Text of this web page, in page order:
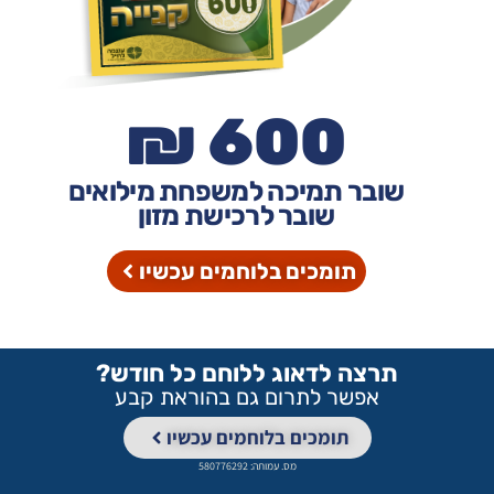
600 ₪
שובר תמיכה למשפחת מילואים
שובר לרכישת מזון
תומכים בלוחמים עכשיו
תרצה לדאוג ללוחם כל חודש?
אפשר לתרום גם בהוראת קבע
תומכים בלוחמים עכשיו
מס. עמותה: 580776292